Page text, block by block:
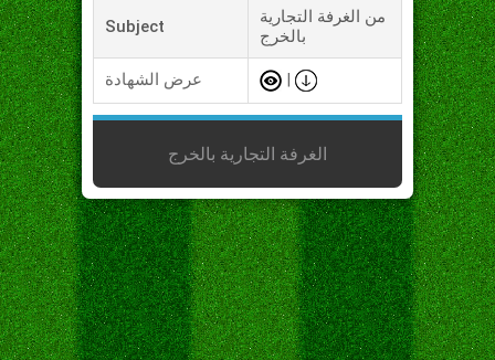
Subject
من الغرفة التجارية
بالخرج
عرض الشهادة
الغرفة التجارية بالخرج